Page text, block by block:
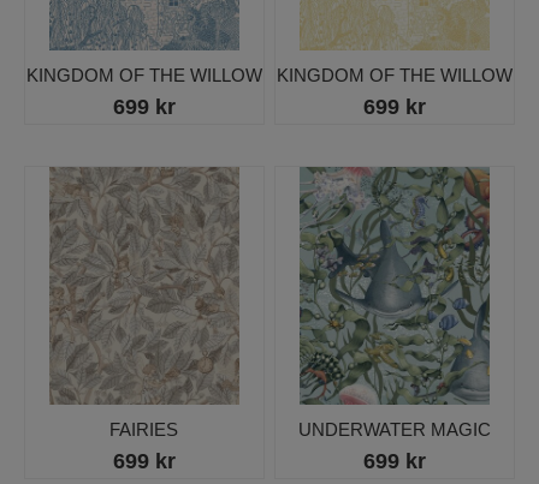
KINGDOM OF THE WILLOW
699 kr
KINGDOM OF THE WILLOW
699 kr
FAIRIES
699 kr
UNDERWATER MAGIC
699 kr